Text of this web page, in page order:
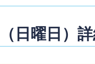
日曜日）